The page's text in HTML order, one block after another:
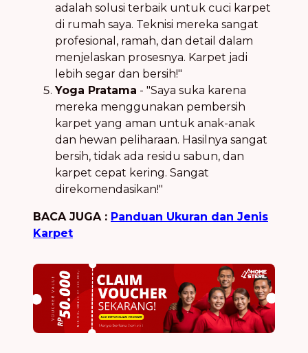
adalah solusi terbaik untuk cuci karpet
di rumah saya. Teknisi mereka sangat
profesional, ramah, dan detail dalam
menjelaskan prosesnya. Karpet jadi
lebih segar dan bersih!"
Yoga Pratama - "Saya suka karena
mereka menggunakan pembersih
karpet yang aman untuk anak-anak
dan hewan peliharaan. Hasilnya sangat
bersih, tidak ada residu sabun, dan
karpet cepat kering. Sangat
direkomendasikan!"
BACA JUGA : Panduan Ukuran dan Jenis
Karpet